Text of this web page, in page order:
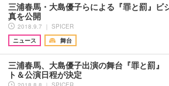
三浦春馬・大島優子らによる『罪と罰』ビ
真を公開
2018.9.7 ｜ SPICER
ニュース
舞台
三浦春馬、大島優子出演の舞台『罪と罰
ト＆公演日程が決定